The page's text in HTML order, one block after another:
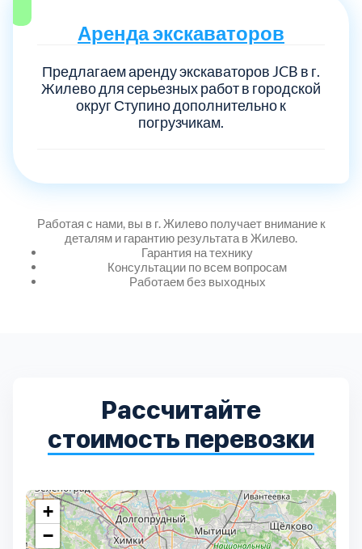
Аренда экскаваторов
Предлагаем аренду экскаваторов JCB в г.
Жилево для серьезных работ в городской
округ Ступино дополнительно к
погрузчикам.
Работая с нами, вы в г. Жилево получает внимание к
деталям и гарантию результата в Жилево.
Гарантия на технику
Консультации по всем вопросам
Работаем без выходных
Рассчитайте
стоимость перевозки
+
−
Волоколамский 3
Дмитровский
Долгопрудный
Домодедовский
Зеленоградский
Каширский 2